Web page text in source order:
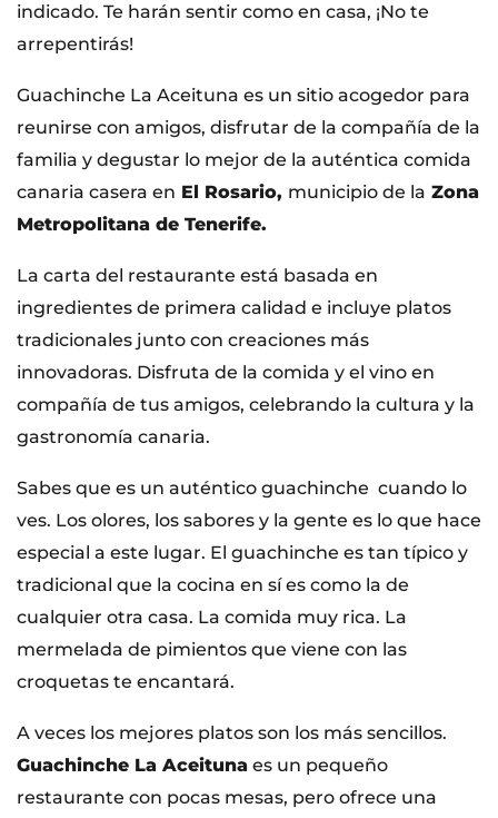
indicado. Te harán sentir como en casa, ¡No te
arrepentirás!
Guachinche La Aceituna es un sitio acogedor para
reunirse con amigos, disfrutar de la compañía de la
familia y degustar lo mejor de la auténtica comida
canaria casera en El Rosario, municipio de la Zona
Metropolitana de Tenerife.
La carta del restaurante está basada en
ingredientes de primera calidad e incluye platos
tradicionales junto con creaciones más
innovadoras. Disfruta de la comida y el vino en
compañía de tus amigos, celebrando la cultura y la
gastronomía canaria.
Sabes que es un auténtico guachinche cuando lo
ves. Los olores, los sabores y la gente es lo que hace
especial a este lugar. El guachinche es tan típico y
tradicional que la cocina en sí es como la de
cualquier otra casa. La comida muy rica. La
mermelada de pimientos que viene con las
croquetas te encantará.
A veces los mejores platos son los más sencillos.
Guachinche La Aceituna es un pequeño
restaurante con pocas mesas, pero ofrece una